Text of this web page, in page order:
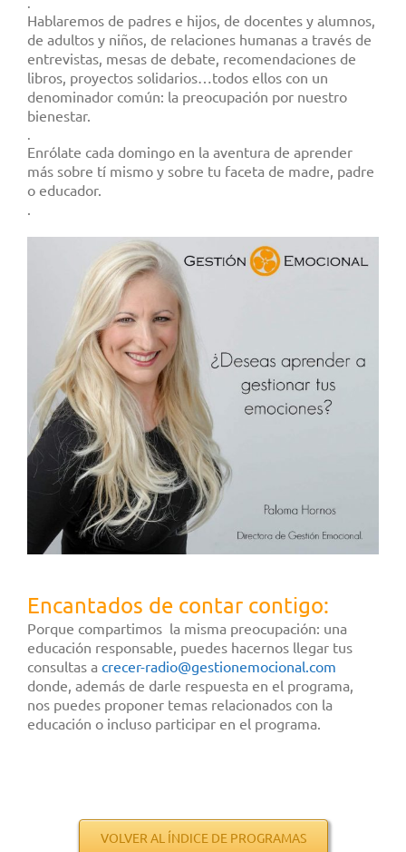
Hablaremos de padres e hijos, de docentes y alumnos,
de adultos y niños, de relaciones humanas a través de
entrevistas, mesas de debate, recomendaciones de
libros, proyectos solidarios…todos ellos con un
denominador común: la preocupación por nuestro
bienestar.
Enrólate cada domingo en la aventura de aprender
más sobre tí mismo y sobre tu faceta de madre, padre
o educador.
Encantados de contar contigo:
Porque compartimos la misma preocupación: una
educación responsable, puedes hacernos llegar tus
consultas a crecer-radio@gestionemocional.com
donde, además de darle respuesta en el programa,
nos puedes proponer temas relacionados con la
educación o incluso participar en el programa.
VOLVER AL ÍNDICE DE PROGRAMAS